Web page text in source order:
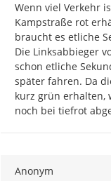
Wenn viel Verkehr
Kampstraße rot
braucht es etliche
Die Linksabbieger
schon etliche
später fahren. Da
kurz grün erhalten,
noch bei tiefrot
Anonym